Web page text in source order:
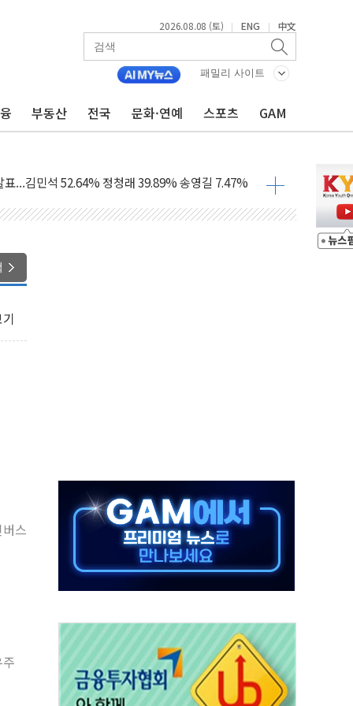
2026.08.08 (토) | ENG | 中文
패밀리 사이트
부동산 전국 문화·연예 스포츠 GAM
과 발표...김민석 47.75% 정청래 42.08%
표...김민석 45.09% 정청래 43.27% 송영길 11.63%
습 한계·탄약 부족 현실화
미화원 수거차에 치여 사망
…60대 남성 2명 숨져
트 전복…1명 사망·1명 실종
명…정부, 비상대응기구 가동
이징도 부동산 규제 철폐
로 피서객 7명 고립…전원 구조
영…페르세우스 유성우 관측
스